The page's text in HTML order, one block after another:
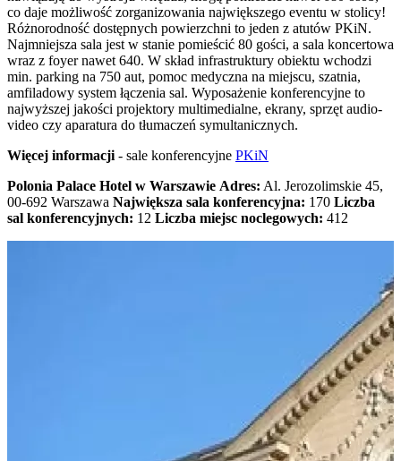
co daje możliwość zorganizowania największego eventu w stolicy!
Różnorodność dostępnych powierzchni to jeden z atutów PKiN.
Najmniejsza sala jest w stanie pomieścić 80 gości, a sala koncertowa
wraz z foyer nawet 640. W skład infrastruktury obiektu wchodzi
min. parking na 750 aut, pomoc medyczna na miejscu, szatnia,
amfiladowy system łączenia sal. Wyposażenie konferencyjne to
najwyższej jakości projektory multimedialne, ekrany, sprzęt audio-
video czy aparatura do tłumaczeń symultanicznych.
Więcej informacji - sale konferencyjne PKiN
Polonia Palace Hotel w Warszawie Adres: Al. Jerozolimskie 45,
00-692 Warszawa Największa sala konferencyjna: 170 Liczba
sal konferencyjnych: 12 Liczba miejsc noclegowych: 412